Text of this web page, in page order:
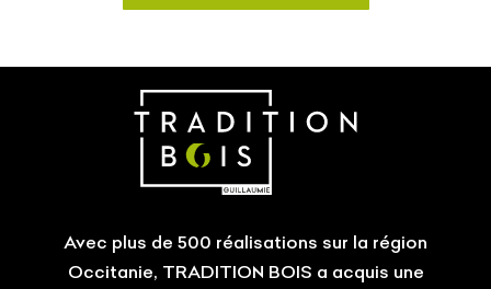
Avec plus de 500 réalisations sur la région
Occitanie, TRADITION BOIS a acquis une